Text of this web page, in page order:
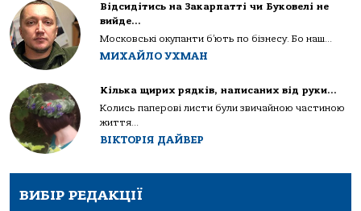
Відсидітись на Закарпатті чи Буковелі не
вийде…
Московські окупанти б’ють по бізнесу. Бо наш...
МИХАЙЛО УХМАН
Кілька щирих рядків, написаних від руки…
Колись паперові листи були звичайною частиною
життя...
ВІКТОРІЯ ДАЙВЕР
ВИБІР РЕДАКЦІЇ